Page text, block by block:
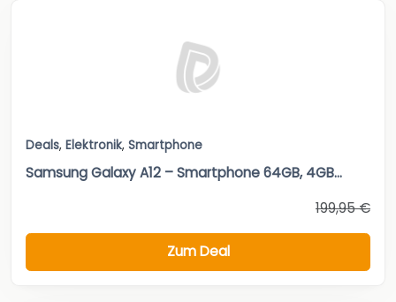
Deals, Elektronik, Smartphone
Samsung Galaxy A12 – Smartphone 64GB, 4GB...
199,95 €
Zum Deal